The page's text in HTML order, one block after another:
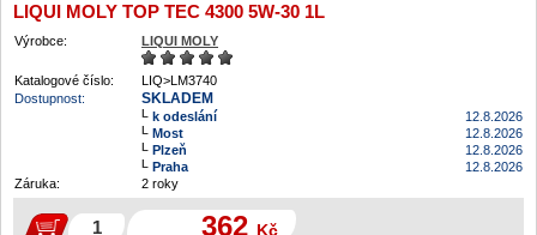
LIQUI MOLY TOP TEC 4300 5W-30 1L
Výrobce: LIQUI MOLY
Katalogové číslo:
LIQ>LM3740
Dostupnost:
SKLADEM
k odeslání
12.8.2026
Most
12.8.2026
Plzeň
12.8.2026
Praha
12.8.2026
Záruka:
2 roky
362 Kč